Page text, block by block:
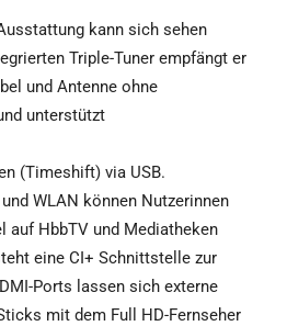
kann sich sehen
Triple-Tuner empfängt er
und Antenne ohne
unterstützt
(Timeshift) via USB.
WLAN können Nutzerinnen
auf HbbTV und Mediatheken
eine CI+ Schnittstelle zur
Ports lassen sich externe
mit dem Full HD-Fernseher